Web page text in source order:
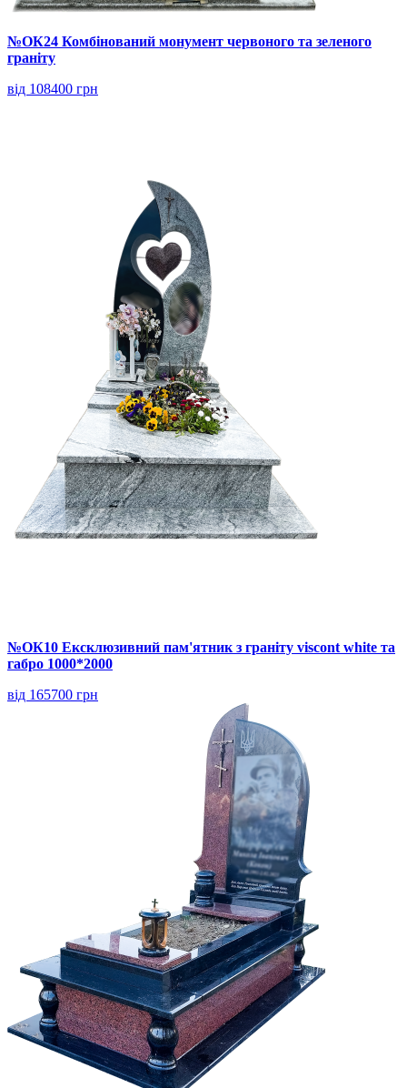
№ОК24 Комбінований монумент червоного та зеленого
граніту
від 108400 грн
№ОК10 Ексклюзивний пам'ятник з граніту viscont white та
габро 1000*2000
від 165700 грн